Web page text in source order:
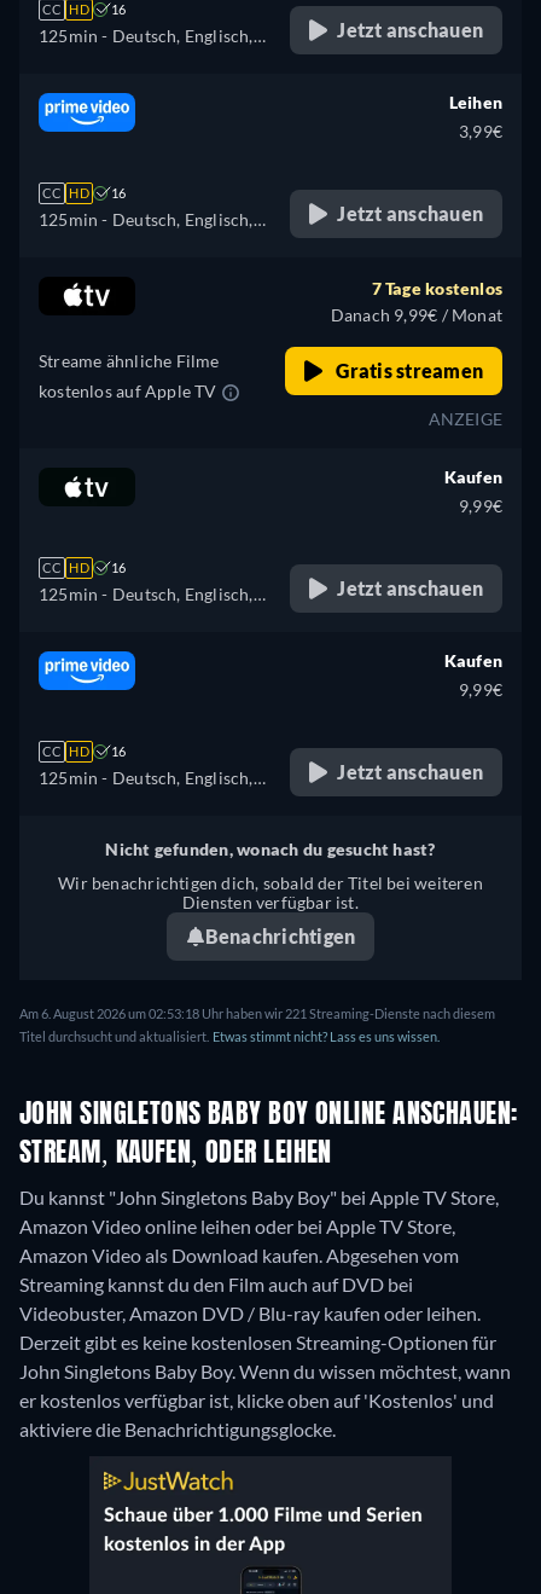
CC HD 16
125min - Deutsch, Englisch,
Jetzt anschauen
CC HD 16
125min - Deutsch, Englisch,
Italienisch, Portugiesisch
Leihen
3,99€
Jetzt anschauen
Streame ähnliche Filme
kostenlos auf Apple TV
7 Tage kostenlos
Danach 9,99€ / Monat
Gratis streamen
ANZEIGE
CC HD 16
125min - Deutsch, Englisch,
Kaufen
9,99€
Jetzt anschauen
CC HD 16
125min - Deutsch, Englisch,
Kaufen
9,99€
Jetzt anschauen
Nicht gefunden, wonach du gesucht hast?
Wir benachrichtigen dich, sobald der Titel bei weiteren
Diensten verfügbar ist.
Benachrichtigen
Am 6. August 2026 um 02:53:18 Uhr haben wir 221 Streaming-Dienste nach diesem
Titel durchsucht und aktualisiert. Etwas stimmt nicht? Lass es uns wissen.
JOHN SINGLETONS BABY BOY ONLINE ANSCHAUEN:
STREAM, KAUFEN, ODER LEIHEN
Du kannst "John Singletons Baby Boy" bei Apple TV Store,
Amazon Video online leihen oder bei Apple TV Store,
Amazon Video als Download kaufen.Abgesehen vom
Streaming kannst du den Film auch auf DVD bei
Videobuster, Amazon DVD / Blu-ray kaufen oder leihen.
Derzeit gibt es keine kostenlosen Streaming-Optionen für
John Singletons Baby Boy. Wenn du wissen möchtest, wann
er kostenlos verfügbar ist, klicke oben auf 'Kostenlos' und
aktiviere die Benachrichtigungsglocke.